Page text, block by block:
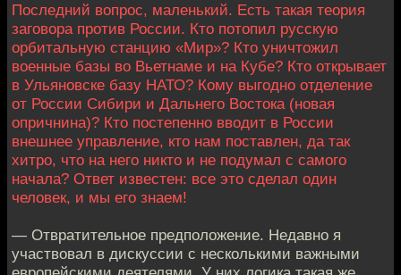
Последний вопрос, маленький. Есть такая теория
заговора против России. Кто потопил русскую
орбитальную станцию «Мир»? Кто уничтожил
военные базы во Вьетнаме и на Кубе? Кто открывает
в Ульяновске базу НАТО? Кому выгодно отделение
от России Сибири и Дальнего Востока (новая
опричнина)? Кто постепенно вводит в России
внешнее управление, кто нам поставлен, да так
хитро, что на него никто и не подумал с самого
начала? Ответ известен: все это сделал один
человек, и мы его знаем!
— Отвратительное предположение. Недавно я
участвовал в дискуссии с несколькими важными